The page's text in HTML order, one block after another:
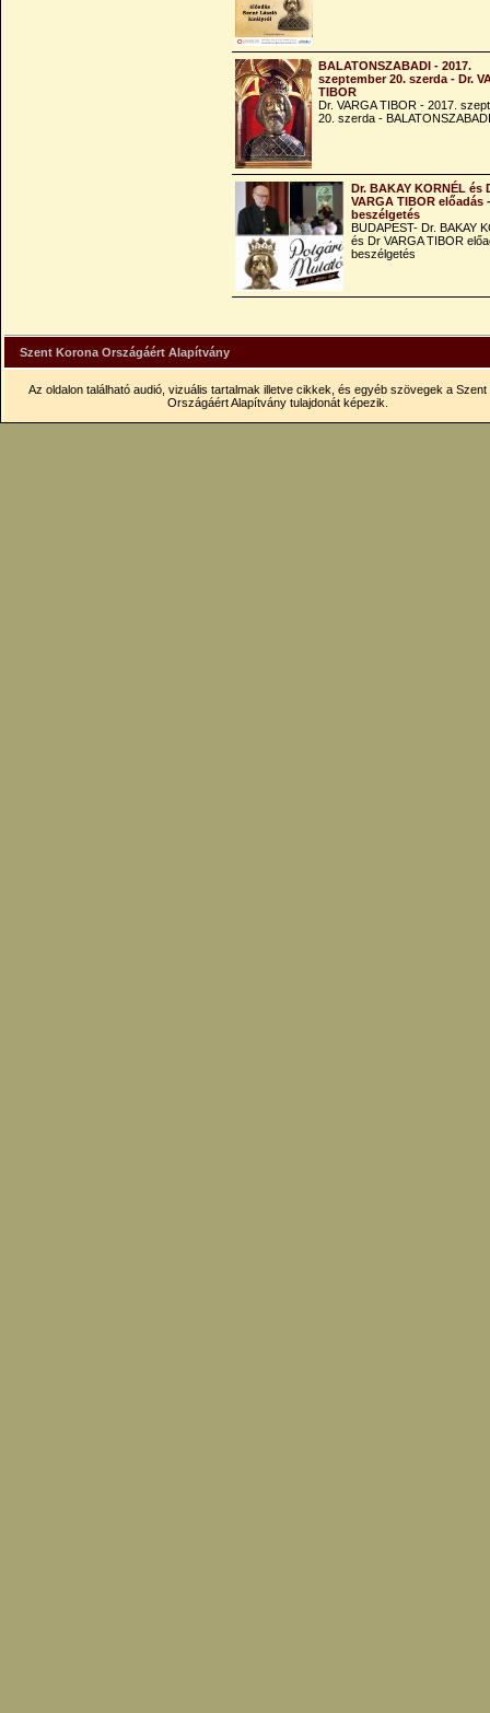
BALATONSZABADI - 2017.
szeptember 20. szerda - Dr.
TIBOR
Dr. VARGA TIBOR - 2017.
20. szerda - BALATONSZABADI
Dr. BAKAY KORNÉL és
VARGA TIBOR előadás -
beszélgetés
BUDAPEST- Dr. BAKAY
és Dr VARGA TIBOR
beszélgetés
Szent Korona Országáért Alapítvány
Az oldalon található audió, vizuális tartalmak illetve cikkek, és egyéb szövegek a Szent
Országáért Alapítvány tulajdonát képezik.